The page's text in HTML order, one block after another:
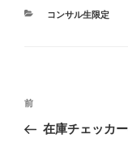
カ
コンサル生限定
投
ナ
前
の
前
在庫チェッカ